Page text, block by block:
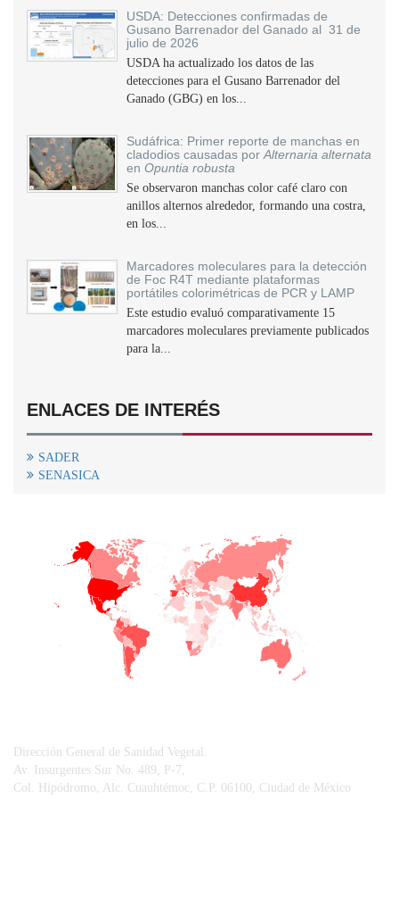
USDA: Detecciones confirmadas de
Gusano Barrenador del Ganado al 31 de
julio de 2026
USDA ha actualizado los datos de las
detecciones para el Gusano Barrenador del
Ganado (GBG) en los...
Sudáfrica: Primer reporte de manchas en
cladodios causadas por Alternaria alternata
en Opuntia robusta
Se observaron manchas color café claro con
anillos alternos alrededor, formando una costra,
en los...
Marcadores moleculares para la detección
de Foc R4T mediante plataformas
portátiles colorimétricas de PCR y LAMP
Este estudio evaluó comparativamente 15
marcadores moleculares previamente publicados
para la...
ENLACES DE INTERÉS
SADER
SENASICA
Dirección General de Sanidad Vegetal.
Av. Insurgentes Sur No. 489, P-7,
Col. Hipódromo, Alc. Cuauhtémoc, C.P. 06100, Ciudad de México